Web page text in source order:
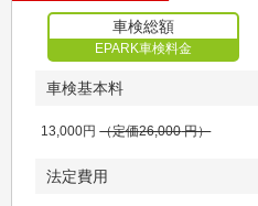
車検総額
EPARK車検料金
車検基本料
13,000円 （定価26,000円）
法定費用